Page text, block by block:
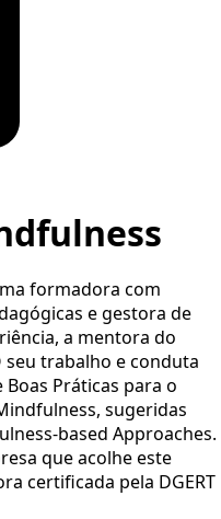
formadora com
e gestora de
a mentora do
seu trabalho e conduta
Práticas para o
sugeridas
based Approaches.
que acolhe este
certificada pela DGERT